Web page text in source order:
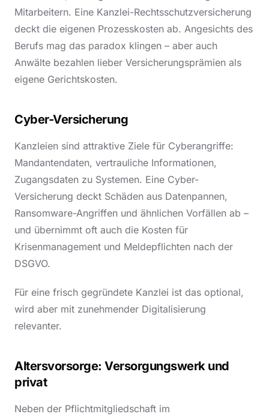
Mitarbeitern. Eine Kanzlei-Rechtsschutzversicherung
deckt die eigenen Prozesskosten ab. Angesichts des
Berufs mag das paradox klingen – aber auch
Anwälte bezahlen lieber Versicherungsprämien als
eigene Gerichtskosten.
Cyber-Versicherung
Kanzleien sind attraktive Ziele für Cyberangriffe:
Mandantendaten, vertrauliche Informationen,
Zugangsdaten zu Systemen. Eine Cyber-
Versicherung deckt Schäden aus Datenpannen,
Ransomware-Angriffen und ähnlichen Vorfällen ab –
und übernimmt oft auch die Kosten für
Krisenmanagement und Meldepflichten nach der
DSGVO.
Für eine frisch gegründete Kanzlei ist das optional,
wird aber mit zunehmender Digitalisierung
relevanter.
Altersvorsorge: Versorgungswerk und
privat
Neben der Pflichtmitgliedschaft im